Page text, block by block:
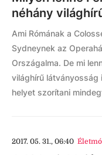
néhány
Ami Rómának a
Sydneynek az
Országalma. De mi
világhírű látványosság
helyet szorítani
2017. 05. 31., 06:40